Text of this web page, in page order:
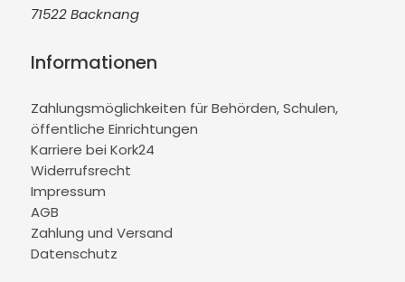
71522 Backnang
Informationen
Zahlungsmöglichkeiten für Behörden, Schulen,
öffentliche Einrichtungen
Karriere bei Kork24
Widerrufsrecht
Impressum
AGB
Zahlung und Versand
Datenschutz